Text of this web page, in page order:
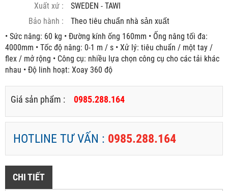
Xuất xứ :
SWEDEN - TAWI
Bảo hành :
Theo tiêu chuẩn nhà sản xuất
• Sức nâng: 60 kg • Đường kính ống 160mm • Ống nâng tối đa:
4000mm • Tốc độ nâng: 0-1 m / s • Xử lý: tiêu chuẩn / một tay /
flex / mở rộng • Công cụ: nhiều lựa chọn công cụ cho các tải khác
nhau • Độ linh hoạt: Xoay 360 độ
Giá sản phẩm : 0985.288.164
HOTLINE TƯ VẤN : 0985.288.164
CHI TIẾT